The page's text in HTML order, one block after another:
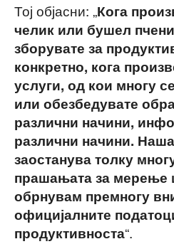
Тој објасни: „Кога
челик или бушел
зборувате за
конкретно, кога
услуги, од кои многу
или обезбедувате
различни начини,
различни начини.
заостанува толку
прашањата за мерење
обрнувам премногу
официјалните
продуктивноста“.